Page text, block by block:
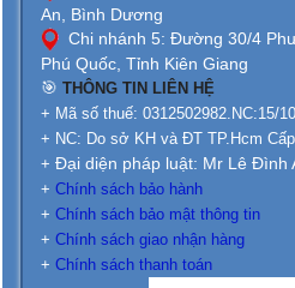
An, Bình Dương
Chi nhánh 5: Đường 30/4
Phú Quốc, Tỉnh Kiên Giang
🎯 THÔNG TIN LIÊN HỆ
+ Mã số thuế: 0312502982.NC:15/
+ NC: Do sở KH và ĐT TP.Hcm
+ Đại diện pháp luật: Mr Lê Đình
+ Chính sách bảo hành
+ Chính sách bảo mật thông tin
+ Chính sách giao nhận hàng
+ Chính sách thanh toán